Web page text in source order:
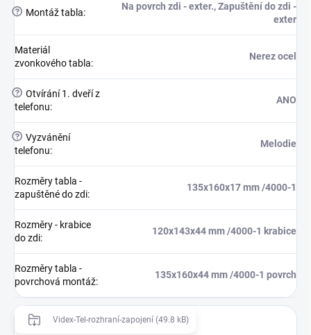
? Montáž tabla:
Na povrch zdi - exter., Zapuštění do zdi -
exter
Materiál
zvonkového tabla:
Nerez ocel
? Otvírání 1. dveří z
telefonu:
ANO
? Vyzvánění
telefonu:
Melodie
Rozměry tabla -
zapuštěné do zdi:
135x160x17 mm /4000-1
Rozměry - krabice
do zdi:
120x143x44 mm /4000-1 krabice
Rozměry tabla -
povrchová montáž:
135x160x44 mm /4000-1 povrch
Videx-Tel-rozhraní-zapojení (49.8 kB)